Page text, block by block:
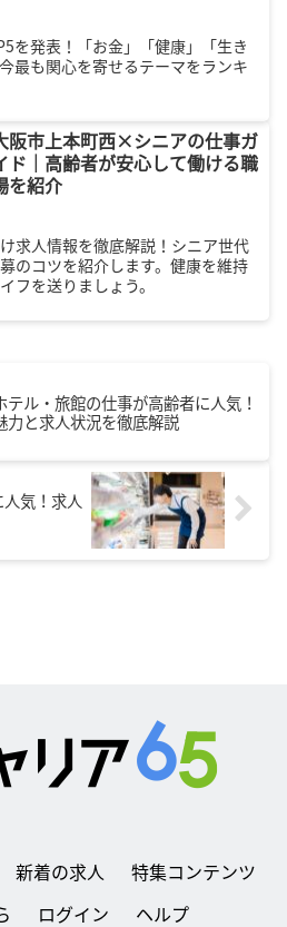
を発表！「お金」「健康」「生き
最も関心を寄せるテーマをランキ
阪市上本町西×シニアの仕事ガ
ド｜高齢者が安心して働ける職
を紹介
求人情報を徹底解説！シニア世代
のコツを紹介します。健康を維持
フを送りましょう。
テル・旅館の仕事が高齢者に人気！
力と求人状況を徹底解説
気！求人
新着の求人
特集コンテンツ
ログイン ヘルプ